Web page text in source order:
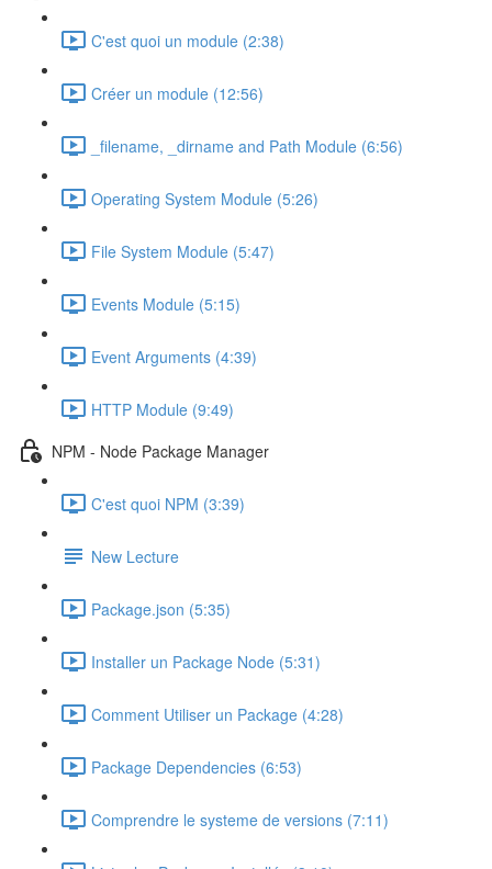
C'est quoi un module (2:38)
Créer un module (12:56)
_filename, _dirname and Path Module (6:56)
Operating System Module (5:26)
File System Module (5:47)
Events Module (5:15)
Event Arguments (4:39)
HTTP Module (9:49)
NPM - Node Package Manager
C'est quoi NPM (3:39)
New Lecture
Package.json (5:35)
Installer un Package Node (5:31)
Comment Utiliser un Package (4:28)
Package Dependencies (6:53)
Comprendre le systeme de versions (7:11)